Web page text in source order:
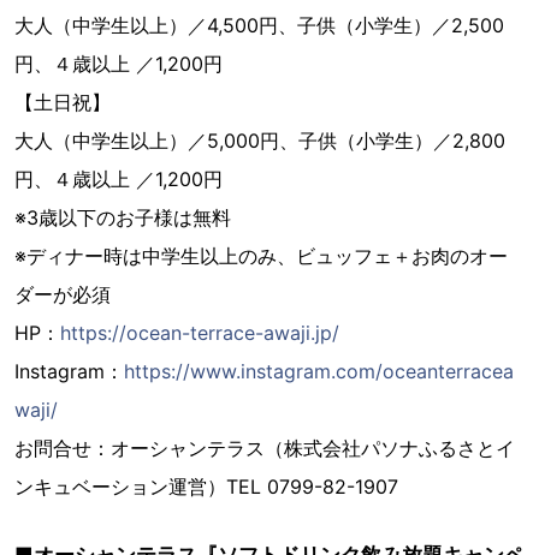
大人（中学生以上）／4,500円、子供（小学生）／2,500
円、４歳以上 ／1,200円
【土日祝】
大人（中学生以上）／5,000円、子供（小学生）／2,800
円、４歳以上 ／1,200円
※3歳以下のお子様は無料
※ディナー時は中学生以上のみ、ビュッフェ＋お肉のオー
ダーが必須
HP： https://ocean-terrace-awaji.jp/
Instagram： https://www.instagram.com/oceanterracea
waji/
お問合せ：オーシャンテラス（株式会社パソナふるさとイ
ンキュベーション運営）TEL 0799-82-1907